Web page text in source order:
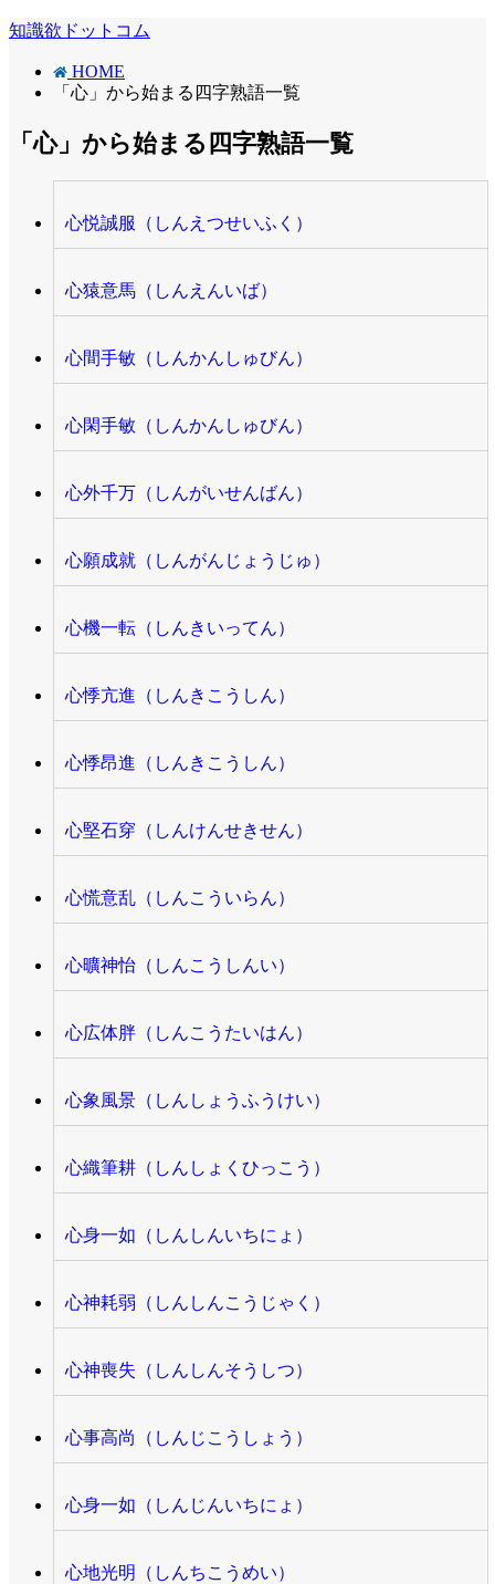
知識欲ドットコム
HOME
「心」から始まる四字熟語一覧
「心」から始まる四字熟語一覧
心悦誠服（しんえつせいふく）
心猿意馬（しんえんいば）
心間手敏（しんかんしゅびん）
心閑手敏（しんかんしゅびん）
心外千万（しんがいせんばん）
心願成就（しんがんじょうじゅ）
心機一転（しんきいってん）
心悸亢進（しんきこうしん）
心悸昂進（しんきこうしん）
心堅石穿（しんけんせきせん）
心慌意乱（しんこういらん）
心曠神怡（しんこうしんい）
心広体胖（しんこうたいはん）
心象風景（しんしょうふうけい）
心織筆耕（しんしょくひっこう）
心身一如（しんしんいちにょ）
心神耗弱（しんしんこうじゃく）
心神喪失（しんしんそうしつ）
心事高尚（しんじこうしょう）
心身一如（しんじんいちにょ）
心地光明（しんちこうめい）